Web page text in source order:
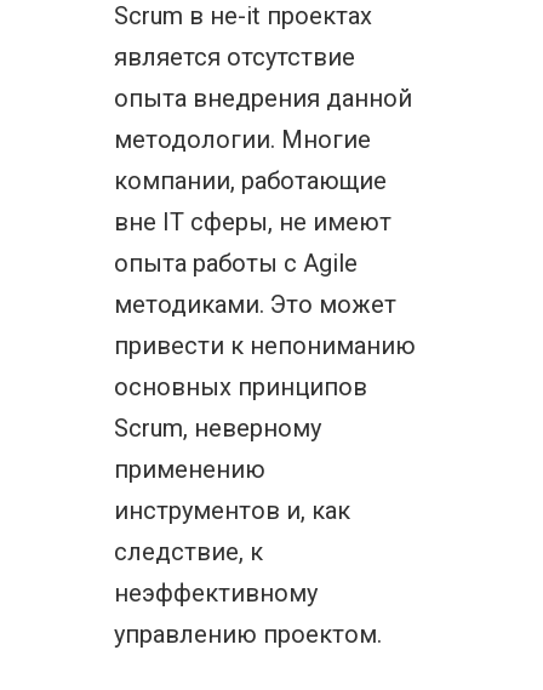
Scrum в не-it проектах
является отсутствие
опыта внедрения данной
методологии. Многие
компании, работающие
вне IT сферы, не имеют
опыта работы с Agile
методиками. Это может
привести к непониманию
основных принципов
Scrum, неверному
применению
инструментов и, как
следствие, к
неэффективному
управлению проектом.